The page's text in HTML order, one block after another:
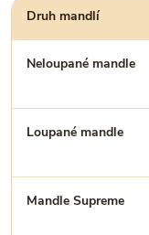
Druh mandlí
Neloupané mandle
Loupané mandle
Mandle Supreme